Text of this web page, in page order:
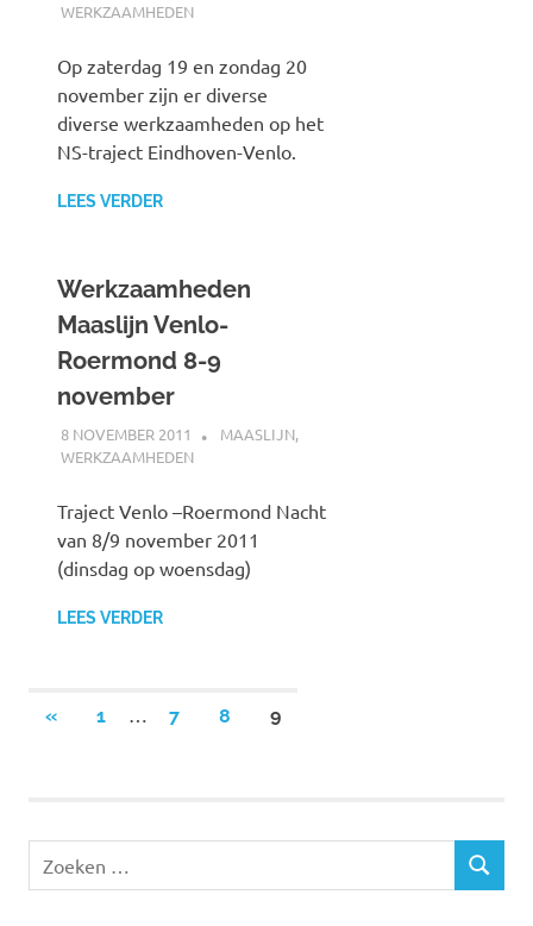
WERKZAAMHEDEN
Op zaterdag 19 en zondag 20
november zijn er diverse
diverse werkzaamheden op het
NS-traject Eindhoven-Venlo.
LEES VERDER
Werkzaamheden
Maaslijn Venlo-
Roermond 8-9
november
8 NOVEMBER 2011 SPOORZOEKER
MAASLIJN,
WERKZAAMHEDEN
Traject Venlo –Roermond Nacht
van 8/9 november 2011
(dinsdag op woensdag)
LEES VERDER
« VORIGE
1 7 8 9
Z